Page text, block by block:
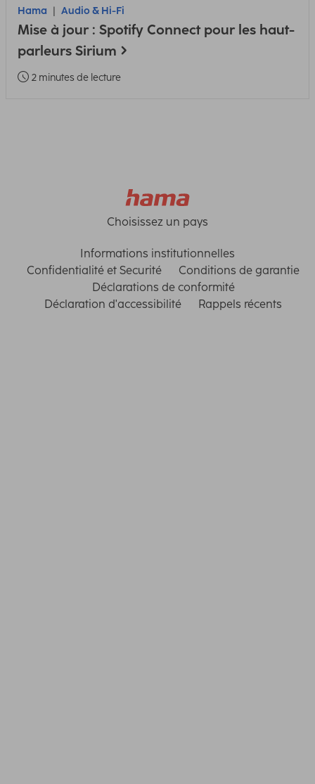
Hama Audio & Hi-Fi
Mise à jour : Spotify Connect pour les haut-
parleurs Sirium
2 minutes de lecture
Choisissez un pays
Informations institutionnelles
Confidentialité et Securité
Conditions de garantie
Déclarations de conformité
Déclaration d'accessibilité
Rappels récents